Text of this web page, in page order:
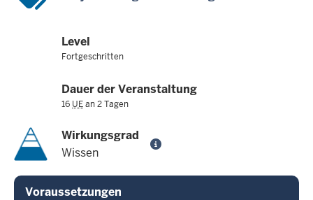
Level
Fortgeschritten
Dauer der Veranstaltung
16 UEan 2 Tagen
Wirkungsgrad
Wissen
Voraussetzungen